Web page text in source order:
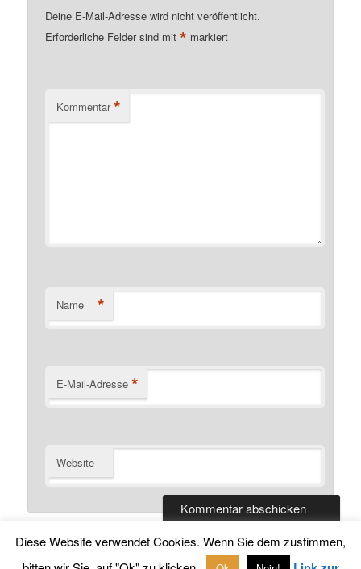
Deine E-Mail-Adresse wird nicht veröffentlicht.
Erforderliche Felder sind mit* markiert
Kommentar *
Name *
E-Mail-Adresse *
Website
Diese Website verwendet Cookies. Wenn Sie dem zustimmen,